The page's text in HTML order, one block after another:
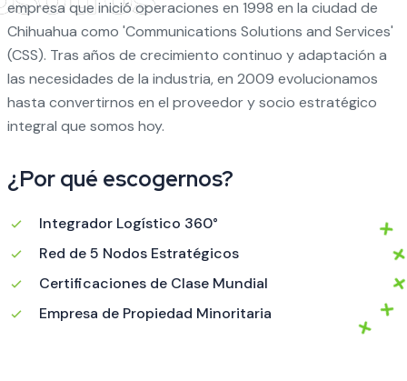
empresa que inició operaciones en 1998 en la ciudad de
Chihuahua como 'Communications Solutions and Services'
(CSS). Tras años de crecimiento continuo y adaptación a
las necesidades de la industria, en 2009 evolucionamos
hasta convertirnos en el proveedor y socio estratégico
integral que somos hoy.
¿Por qué escogernos?
Integrador Logístico 360°
Red de 5 Nodos Estratégicos
Certificaciones de Clase Mundial
Empresa de Propiedad Minoritaria